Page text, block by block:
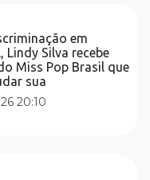
em
Lindy Silva recebe
Miss Pop Brasil que
sua
20:10